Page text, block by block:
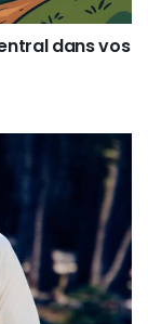
dans vos